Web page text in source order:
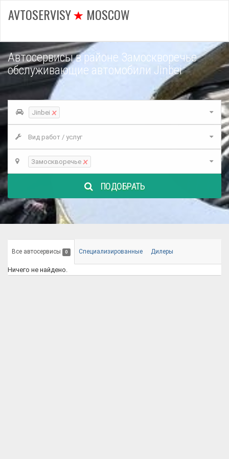
AVTOSERVISY MOSCOW
Автосервисы в районе Замоскворечье
обслуживающие автомобили Jinbei
Jinbei ×
Вид работ / услуг
Замоскворечье ×
ПОДОБРАТЬ
Все автосервисы 0 Специализированные Дилеры
Ничего не найдено.